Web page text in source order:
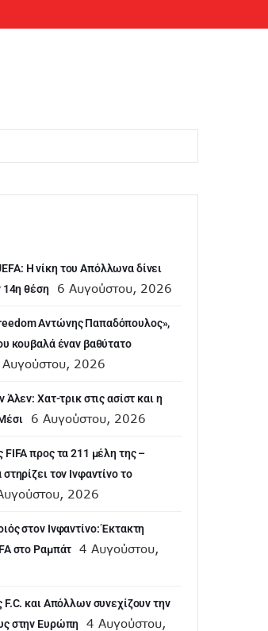
Η νίκη του Απόλλωνα δίνει
14η θέση
6 Αυγούστου, 2026
Αντώνης Παπαδόπουλος»,
κουβαλά έναν βαθύτατο
2026
Άλεν: Χατ-τρικ στις ασίστ και η
6 Αυγούστου, 2026
FIFA προς τα 211 μέλη της –
τον Ινφαντίνο το
2026
στον Ινφαντίνο: Έκτακτη
στο Ραμπάτ
4 Αυγούστου,
και Απόλλων συνεχίζουν την
στην Ευρώπη
4 Αυγούστου,